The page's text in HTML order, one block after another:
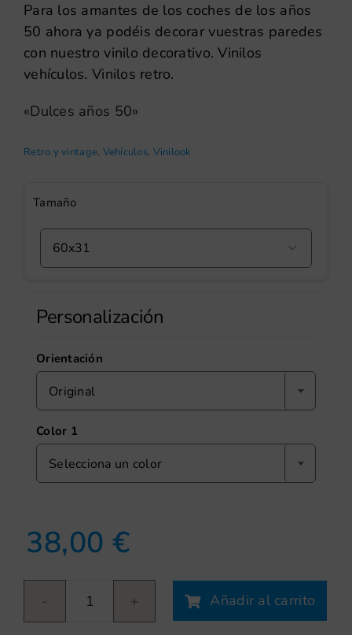
Para los amantes de los coches de los años
50 ahora ya podéis decorar vuestras paredes
con nuestro vinilo decorativo. Vinilos
vehículos. Vinilos retro.
«Dulces años 50»
Retro y vintage, Vehículos, Vinilook
Tamaño

Personalización
Orientación
Original
Color 1
Selecciona un color
38,00€
Coche
años
Añadir al carrito